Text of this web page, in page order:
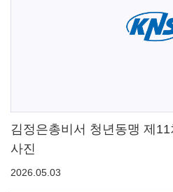
김정은총비서 청년동맹 제
사진
2026.05.03